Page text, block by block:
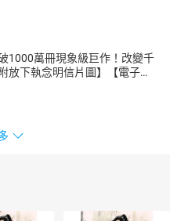
既是為了那些場景，更是通過
》，但從來沒想過竟有一天
否願意代理版權時，我一時還
間表達高度意願，積極爭取版
翻譯，賦予經典新時代的語言
深邃、驚悚和悲傷。不動聲
堆疊也同時在傾頹，最終連
1000萬冊現象級巨作！改變千
放下執念明信片圖】【電子